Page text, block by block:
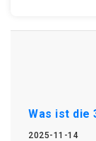
Was ist die
2025-11-14